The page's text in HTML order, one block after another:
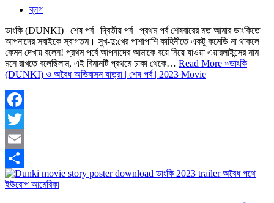
ব্লগ
ডাংকি (DUNKI) | শেষ পর্ব | দ্বিতীয় পর্ব | প্রথম পর্ব শেষবারের মত আমার ডাংকিতে
আপনাদের সবাইকে স্বাগতম। সুখ-দু:খের পাশাপাশি কাহিনীতে একটু কমেডি না থাকলে
কেমন দেখায় বলেন! প্রথম পর্বে আপনাদের আমাকে বয়ে নিয়ে যাওয়া এয়ারলাইন্সের নাম
মনে রাখতে বলেছিলাম, এই বিমানটি প্রথমে ঢাকা থেকে… Read More »ডাংকি
(DUNKI) ও অবৈধ অভিবাসন যাত্রা | শেষ পর্ব | 2023 Movie
Facebook
Twitter
Email
Share